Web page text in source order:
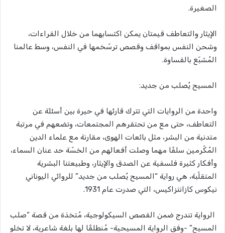
الصغيرة.
الإيثار والتعاطف قيمتان يمكن اكتسابهما من خلال القراءات،
وشحن النفس بمواقف وقصص ترسّخمها في النفس، وسط عالمنا
المُشبّع بالقساوة.
المسيح يُصلب من جديد:
واحدة من الروايات التي تترك قارئها في حيرة بين أسئلة عن
التعاطف، حتى مع من تحتقرهم المجتمعات، وتضعهم في مرتبة
متدنية من البشر، مثل بائعات الهوى، مقارنة مع علماء الدين
المُكّرمين سلفًا مهما وصلت أفعالهم من الخسّة حد عنان السماء،
وأفكار كثيرة فلسفية عن الصدق والإيثار، وطبيعتنا البشرية
المتقلّبة، هي رواية “المسيح يُصلب من جديد” للروائي اليوناني
نيكوس كازانتزاكيس، التي صدرت عام 1931.
الرواية تندرج ضمن القصص السيكولوجية، مُتخذة من قصة “صلب
المسيح” -وفق الرواية المسيحية- مُنطلقًا لها بلغة شاعرية، لا تخلو